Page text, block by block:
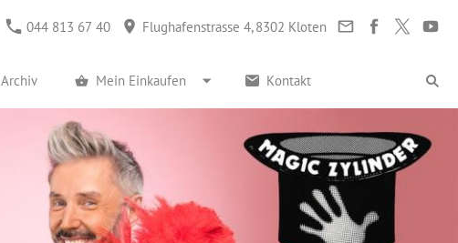
044 813 67 40 Flughafenstrasse 4, 8302 Kloten
Archiv Mein Einkaufen Kontakt